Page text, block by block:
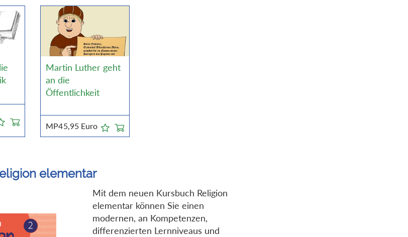
Martin Luther geht
an die
Öffentlichkeit
MP45,95 Euro
elementar
Mit dem neuen Kursbuch Religion
elementar können Sie einen
modernen, an Kompetenzen,
differenzierten Lernniveaus und